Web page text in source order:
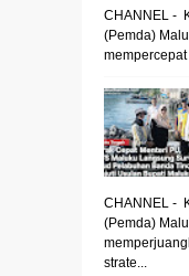
CHANNEL -
(Pemda)
CHANNEL -
(Pemda)
strate...